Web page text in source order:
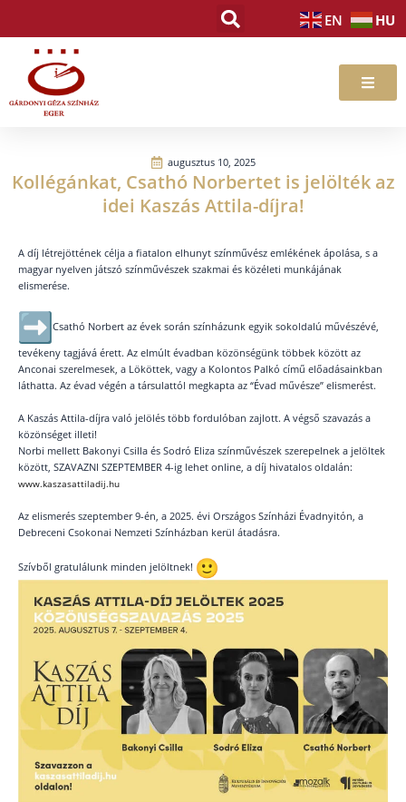
content
EN HU
augusztus 10, 2025
Kollégánkat, Csathó Norbertet is jelölték az
idei Kaszás Attila-díjra!
A díj létrejöttének célja a fiatalon elhunyt színművész emlékének ápolása, s a
magyar nyelven játszó színművészek szakmai és közéleti munkájának
elismerése.
Csathó Norbert az évek során színházunk egyik sokoldalú művészévé,
tevékeny tagjává érett. Az elmúlt évadban közönségünk többek között az
Anconai szerelmesek, a Lököttek, vagy a Kolontos Palkó című előadásainkban
láthatta. Az évad végén a társulattól megkapta az “Évad művésze” elismerést.
A Kaszás Attila-díjra való jelölés több fordulóban zajlott. A végső szavazás a
közönséget illeti!
Norbi mellett Bakonyi Csilla és Sodró Eliza színművészek szerepelnek a jelöltek
között, SZAVAZNI SZEPTEMBER 4-ig lehet online, a díj hivatalos oldalán:
www.kaszasattiladij.hu
Az elismerés szeptember 9-én, a 2025. évi Országos Színházi Évadnyitón, a
Debreceni Csokonai Nemzeti Színházban kerül átadásra.
Szívből gratulálunk minden jelöltnek!